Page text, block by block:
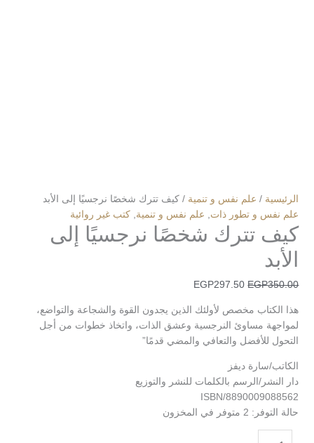
الرئيسية / علم نفس و تنمية / كيف تترك شخصًا نرجسيًا إلى الأبد
علم نفس و تطور ذات
علم نفس و تنمية كتب غير روائية
كيف تترك شخصًا نرجسيًا إلى
الأبد
EGP350.00
EGP297.50
هذا الكتاب مخصص لأولئك الذين يجدون القوة والشجاعة والتواضع،
لمواجهة مساوئ النرجسية وعشق الذات، واتخاذ خطوات من أجل
التحول للأفضل والتعافي والمضي قدمًا”
الكاتب/سارة ديفز
دار النشر/الرسم بالكلمات للنشر والتوزيع
ISBN/8890009088562
حالة التوفر: 2 متوفر في المخزون